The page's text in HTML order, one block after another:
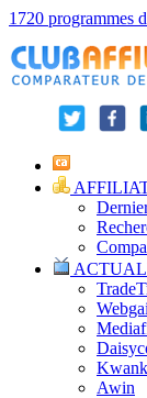
1720 programmes
Awin